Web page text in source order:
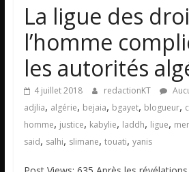
La ligue des
l’homme
les autorités
4 juillet 2018 redactionKT
adjlia, algérie, bejaia, bgayet, blogueur,
homme, justice, kabylie, laddh, ligue,
said, salhi, slimane, touati, yanis